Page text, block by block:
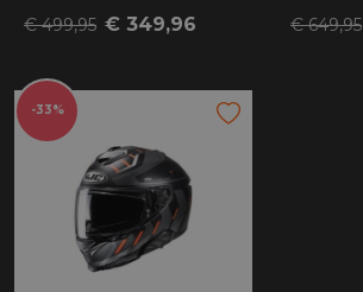
€ 499,95 € 349,96 € 649,95
-33%